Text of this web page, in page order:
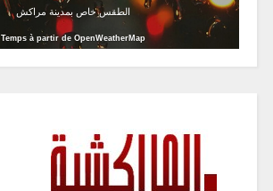
الطقس خاص بمدينة مراكش
Temps à partir de OpenWeatherMap